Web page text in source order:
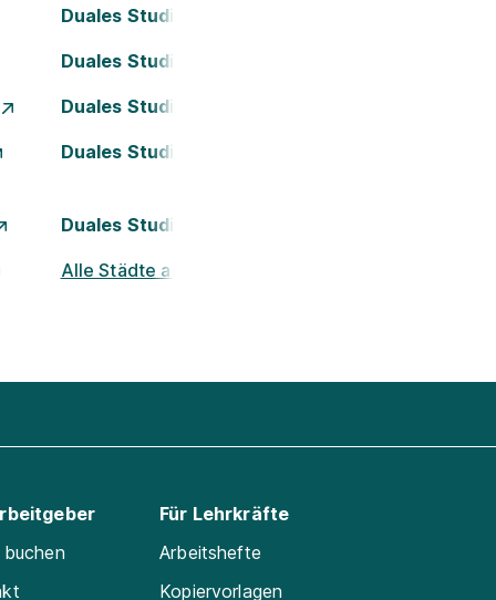
Duales Studium Bielefeld
Duales Studium Darmstadt
Duales Studium Essen
Duales Studium Kassel
Duales Studium München
Alle Städte ansehen
Für Lehrkräfte
Arbeitshefte
Kopiervorlagen